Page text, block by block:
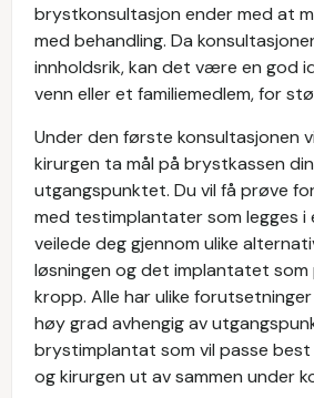
brystkonsultasjon ender med at
med behandling. Da
innholdsrik, kan det være en god
venn eller et familiemedlem, for
Under den første konsultasjonen
kirurgen ta mål på brystkassen
utgangspunktet. Du vil få prøve
med testimplantater som legges i
veilede deg gjennom ulike
løsningen og det implantatet
kropp. Alle har ulike
høy grad avhengig av
brystimplantat som vil passe
og kirurgen ut av sammen under